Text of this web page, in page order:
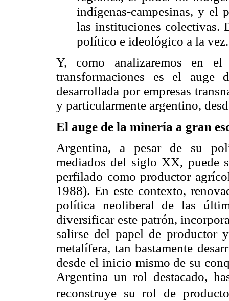
indígenas-campesinas, y el
las instituciones colectivas.
político e ideológico a la
Y, como analizaremos en el
transformaciones es el auge
desarrollada por empresas
y particularmente argentino,
El auge de la minería a gran
Argentina, a pesar de su
mediados del siglo XX, puede
perfilado como productor
1988). En este contexto,
política neoliberal de las
diversificar este patrón,
salirse del papel de productor
metalífera, tan bastamente
desde el inicio mismo de su
Argentina un rol destacado,
reconstruye su rol de